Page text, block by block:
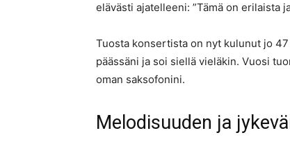
elävästi ajatelleeni: ”Tämä on erilaista
Tuosta konsertista on nyt kulunut jo
päässäni ja soi siellä vieläkin. Vuosi
oman saksofonini.
Melodisuuden ja